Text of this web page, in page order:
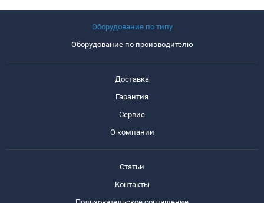
Оборудование по типу
Оборудование по производителю
Доставка
Гарантия
Сервис
О компании
Статьи
Контакты